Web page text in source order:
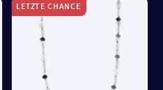
LETZTE CHANCE